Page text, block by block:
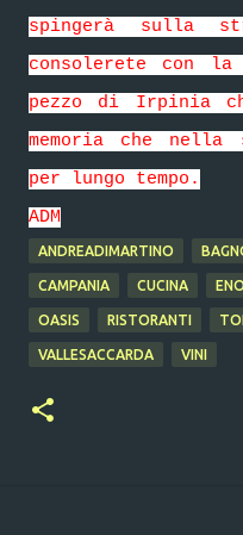
spingerà sulla
consolerete con la
pezzo di Irpinia
memoria che nella
per lungo tempo.
ADM
ANDREADIMARTINO
CAMPANIA CUCINA
OASIS RISTORANTI
VALLESACCARDA VINI